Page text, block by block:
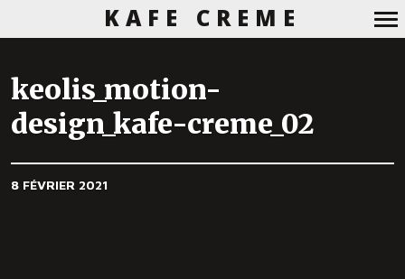
KAFE CREME
keolis_motion-
design_kafe-creme_02
8 FÉVRIER 2021